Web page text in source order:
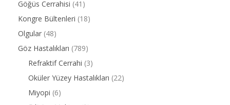
Göğüs Cerrahisi (41)
Kongre Bültenleri (18)
Olgular (48)
Göz Hastalıkları (789)
Refraktif Cerrahi (3)
Oküler Yüzey Hastalıkları (22)
Miyopi (6)